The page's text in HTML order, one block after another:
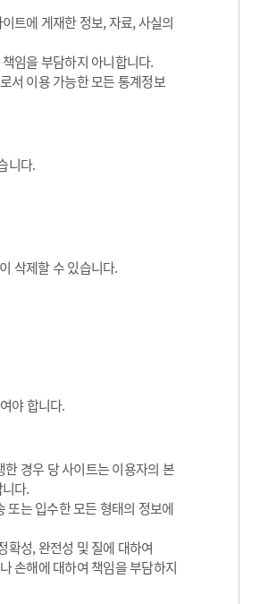
트에 게재한 정보, 자료, 사실의
임을 부담하지 아니합니다.
서 이용 가능한 모든 통계정보
니다.
삭제할 수 있습니다.
야 합니다.
경우 당 사이트는 이용자의 본
다.
또는 입수한 모든 형태의 정보에
확성, 완전성 및 질에 대하여
손해에 대하여 책임을 부담하지